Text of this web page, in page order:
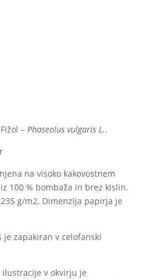
– Phaseolus vulgaris L..
na visoko kakovostnem
100 % bombaža in brez kislin.
g/m2. Dimenzija papirja je
je zapakiran v celofanski
v okvirju je